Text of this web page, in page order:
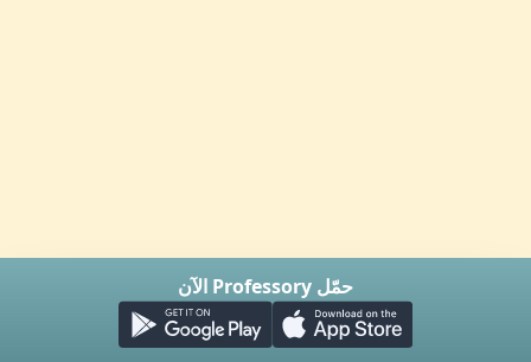
حمّل Professory الآن